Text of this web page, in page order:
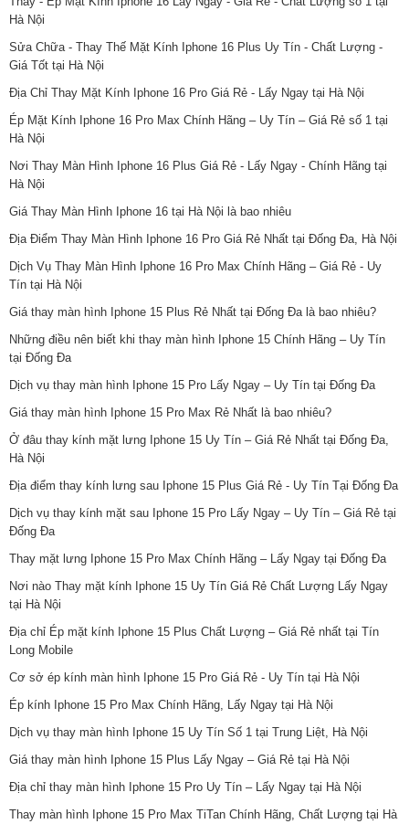
Hà Nội
Sửa Chữa - Thay Thế Mặt Kính Iphone 16 Plus Uy Tín - Chất Lượng -
Giá Tốt tại Hà Nội
Địa Chỉ Thay Mặt Kính Iphone 16 Pro Giá Rẻ - Lấy Ngay tại Hà Nội
Ép Mặt Kính Iphone 16 Pro Max Chính Hãng – Uy Tín – Giá Rẻ số 1 tại
Hà Nội
Nơi Thay Màn Hình Iphone 16 Plus Giá Rẻ - Lấy Ngay - Chính Hãng tại
Hà Nội
Giá Thay Màn Hình Iphone 16 tại Hà Nội là bao nhiêu
Địa Điểm Thay Màn Hình Iphone 16 Pro Giá Rẻ Nhất tại Đống Đa, Hà Nội
Dịch Vụ Thay Màn Hình Iphone 16 Pro Max Chính Hãng – Giá Rẻ - Uy
Tín tại Hà Nội
Giá thay màn hình Iphone 15 Plus Rẻ Nhất tại Đống Đa là bao nhiêu?
Những điều nên biết khi thay màn hình Iphone 15 Chính Hãng – Uy Tín
tại Đống Đa
Dịch vụ thay màn hình Iphone 15 Pro Lấy Ngay – Uy Tín tại Đống Đa
Giá thay màn hình Iphone 15 Pro Max Rẻ Nhất là bao nhiêu?
Ở đâu thay kính mặt lưng Iphone 15 Uy Tín – Giá Rẻ Nhất tại Đống Đa,
Hà Nội
Địa điểm thay kính lưng sau Iphone 15 Plus Giá Rẻ - Uy Tín Tại Đống Đa
Dịch vụ thay kính mặt sau Iphone 15 Pro Lấy Ngay – Uy Tín – Giá Rẻ tại
Đống Đa
Thay mặt lưng Iphone 15 Pro Max Chính Hãng – Lấy Ngay tại Đống Đa
Nơi nào Thay mặt kính Iphone 15 Uy Tín Giá Rẻ Chất Lượng Lấy Ngay
tại Hà Nội
Địa chỉ Ép mặt kính Iphone 15 Plus Chất Lượng – Giá Rẻ nhất tại Tín
Long Mobile
Cơ sở ép kính màn hình Iphone 15 Pro Giá Rẻ - Uy Tín tại Hà Nội
Ép kính Iphone 15 Pro Max Chính Hãng, Lấy Ngay tại Hà Nội
Dịch vụ thay màn hình Iphone 15 Uy Tín Số 1 tại Trung Liệt, Hà Nội
Giá thay màn hình Iphone 15 Plus Lấy Ngay – Giá Rẻ tại Hà Nội
Địa chỉ thay màn hình Iphone 15 Pro Uy Tín – Lấy Ngay tại Hà Nội
Thay màn hình Iphone 15 Pro Max TiTan Chính Hãng, Chất Lượng tại Hà